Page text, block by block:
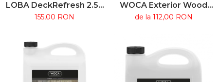
LOBA DeckRefresh 2.5L
– Soluție de întreținere
ecologică pentru terase
155,00 RON
WOCA Exterior Wood
Cleaner – Soluție
profesională pentru
de la 112,00 RON